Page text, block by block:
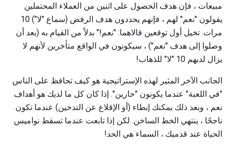
مبيعات ، فإن هدف الحصول على اثنين من العملاء المحتملين
يقولون "نعم" لهم ، فإنهم يحددون هدف الرفض (سماع "لا") 10
مرات. تخيل أول توقعين قالاهما: "نعم!" بدلاً من القيام به (بعد أن
وصلوا إلى هدف "نعم") ، سيكونون في الواقع متأخرين لأنهم لا
يزال لديهم 10 "لا" للذهاب!
الجانب الآخر المثير لهذه الإستراتيجية هو كيف تحافظ على الناس
"في اللعبة" عندما يكونون "حارين". إذا كان كل ما لديك هو أهداف
نعم ، وبعد ذلك يمكنك إبطاء (أو الإقلاع عن التدخين) عندما تكون
ناجحًا ، ينتهي الخط الساخن. لكن إذا تابعت عندما تسقط نواميس
الحياة عند قدميك ، السماء هي الحد!